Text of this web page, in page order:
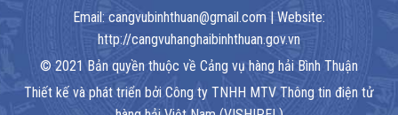
Email: cangvubinhthuan@gmail.com | Website:
http://cangvuhanghaibinhthuan.gov.vn
© 2021 Bản quyền thuộc về Cảng vụ hàng hải Bình Thuận
Thiết kế và phát triển bởi Công ty TNHH MTV Thông tin điện tử